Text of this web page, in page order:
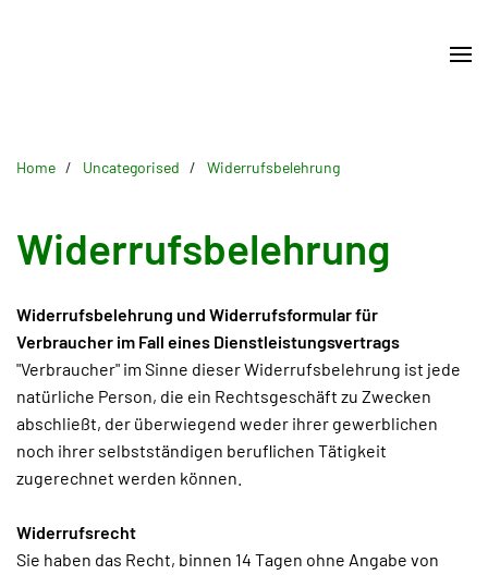
Home Uncategorised Widerrufsbelehrung
Widerrufsbelehrung
Widerrufsbelehrung und Widerrufsformular für
Verbraucher im Fall eines Dienstleistungsvertrags
"Verbraucher" im Sinne dieser Widerrufsbelehrung ist jede
natürliche Person, die ein Rechtsgeschäft zu Zwecken
abschließt, der überwiegend weder ihrer gewerblichen
noch ihrer selbstständigen beruflichen Tätigkeit
zugerechnet werden können.
Widerrufsrecht
Sie haben das Recht, binnen 14 Tagen ohne Angabe von